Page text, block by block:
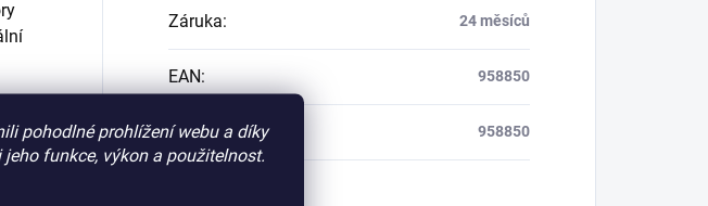
pohodlné prohlížení webu a díky
funkce, výkon a použitelnost.
Záruka: 24 měsíců
EAN: 958850
kód:: 958850